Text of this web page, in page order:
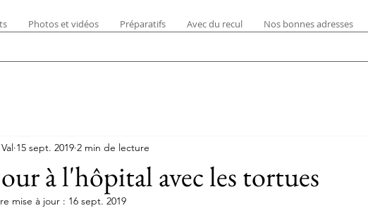
Photos et vidéos Préparatifs Avec du recul Nos bonnes adresses
à l'hôpital avec les tortues
Val 15 sept. 2019 2 min de lecture
mise à jour : 16 sept. 2019